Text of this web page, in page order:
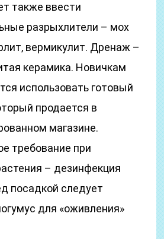
также ввести
разрыхлители – мох
вермикулит. Дренаж –
керамика. Новичкам
использовать готовый
продается в
магазине.
требование при
– дезинфекция
посадкой следует
для «оживления»